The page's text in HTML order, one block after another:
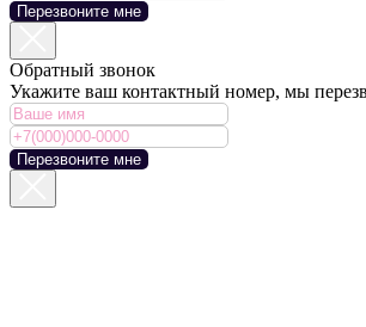
Перезвоните мне
Обратный звонок
Укажите ваш контактный номер, мы
Перезвоните мне